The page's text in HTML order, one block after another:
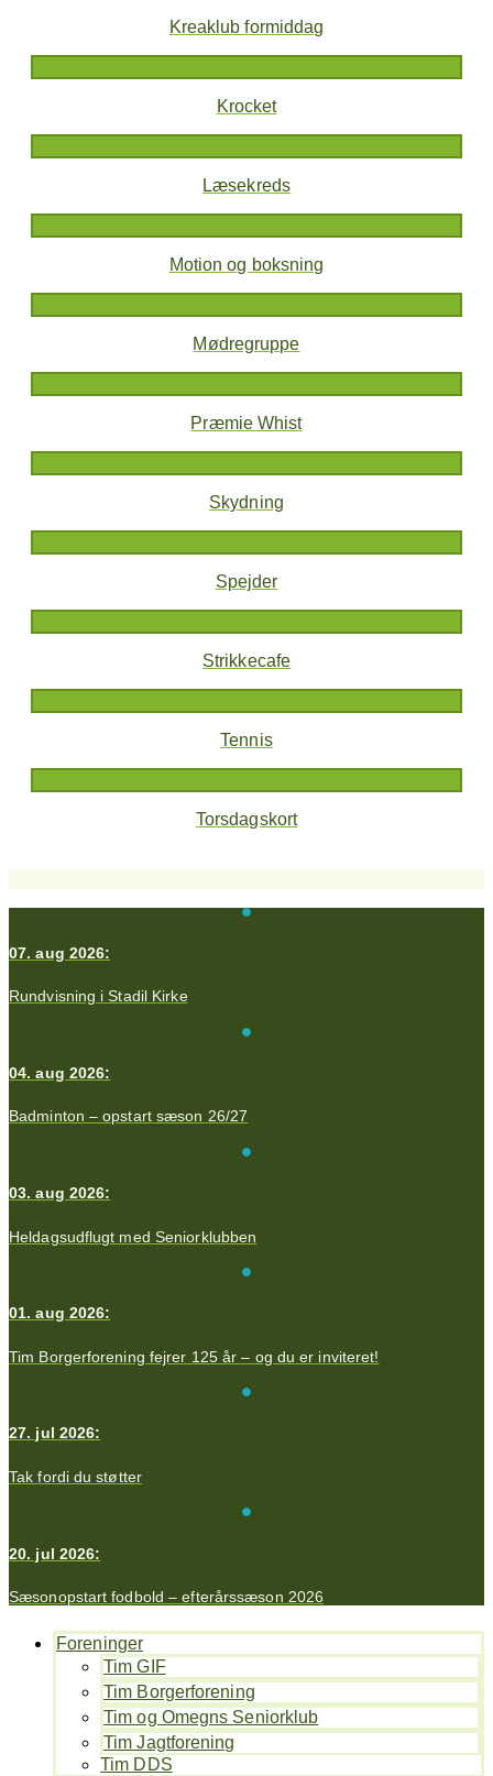
Kreaklub formiddag
Krocket
Læsekreds
Motion og boksning
Mødregruppe
Præmie Whist
Skydning
Spejder
Strikkecafe
Tennis
Torsdagskort
07. aug 2026:
Rundvisning i Stadil Kirke
04. aug 2026:
Badminton – opstart sæson 26/27
03. aug 2026:
Heldagsudflugt med Seniorklubben
01. aug 2026:
Tim Borgerforening fejrer 125 år – og du er inviteret!
27. jul 2026:
Tak fordi du støtter
20. jul 2026:
Sæsonopstart fodbold – efterårssæson 2026
Foreninger
Tim GIF
Tim Borgerforening
Tim og Omegns Seniorklub
Tim Jagtforening
Tim DDS